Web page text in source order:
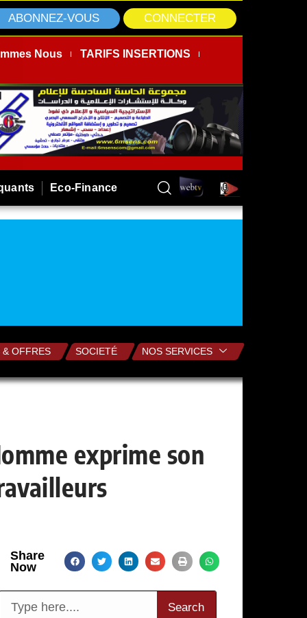
ABONNEZ-VOUS CONNECTER
Nous
TARIFS INSERTIONS
Eco-Finance
OFFRES SOCIETÉ
NOS SERVICES
exprime son
Share
Now
Search